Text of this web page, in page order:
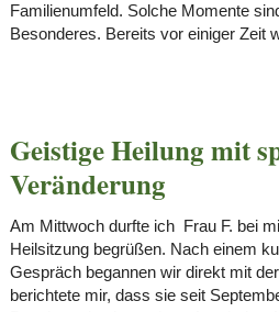
Familienumfeld. Solche Momente
Besonderes. Bereits vor einiger Zeit
Geistige Heilung mit
Veränderung
Am Mittwoch durfte ich Frau F. bei
Heilsitzung begrüßen. Nach einem
Gespräch begannen wir direkt mit
berichtete mir, dass sie seit